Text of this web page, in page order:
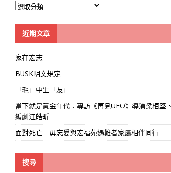
大
線
近期文章
家在宏志
BUSK明文規定
「毛」中生「友」
當下就是黃金年代：專訪《再見UFO》導演梁栢堅、
編劇江皓昕
面對死亡 毋忘愛與宏福苑遇難者家屬相伴同行
搜尋